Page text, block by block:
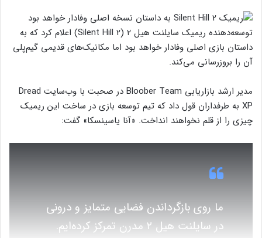
توسعه‌دهنده ریمیک سایلنت هیل ۲ (Silent Hill 2) اعلام کرد که به
داستان بازی اصلی وفادار خواهد بود اما مکانیک‌های قدیمی گیم‌پلی
آن را بروزرسانی می‌کند.
مدیر ارشد بازاریابی Bloober Team در صحبت با وب‌سایت Dread
XP به طرفداران قول داد که تیم توسعه بازی در ساخت این ریمیک
چیزی را از قلم نخواهند انداخت. «آنا یاسینسکا» گفت:
ما روی بازگرداندن فضایی متمایز و درونی
در سایلنت هیل ۲ مدرن تمرکز کرده‌ایم.